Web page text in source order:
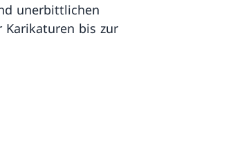
unerbittlichen
Karikaturen bis zur